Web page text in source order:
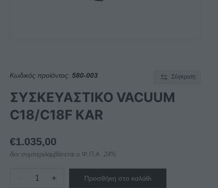
Κωδικός προϊόντος: 580-003 Σύγκριση
ΣΥΣΚΕΥΑΣΤΙΚΟ VACUUM
C18/C18F KAR
€1.035,00
δεν συμπεριλαμβάνεται ο Φ.Π.Α. 24%
ΣΥΣΚΕΥΑΣΤΙΚΟ
+ Προσθήκη στο καλάθι